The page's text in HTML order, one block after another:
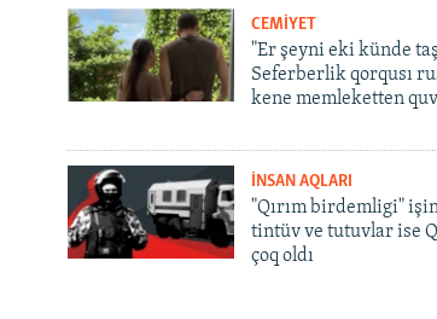
CEMİYET
"Er şeyni eki künde
Seferberlik qorqusı
kene memleketten
İNSAN AQLARI
"Qırım birdemligi"
tintüv ve tutuvlar ise
çoq oldı